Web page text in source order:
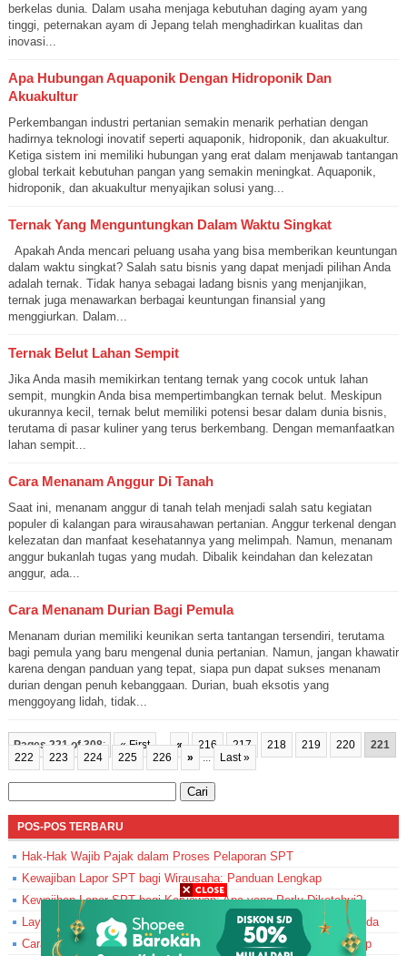
berkelas dunia. Dalam usaha menjaga kebutuhan daging ayam yang
tinggi, peternakan ayam di Jepang telah menghadirkan kualitas dan
inovasi...
Apa Hubungan Aquaponik Dengan Hidroponik Dan
Akuakultur
Perkembangan industri pertanian semakin menarik perhatian dengan
hadirnya teknologi inovatif seperti aquaponik, hidroponik, dan akuakultur.
Ketiga sistem ini memiliki hubungan yang erat dalam menjawab tantangan
global terkait kebutuhan pangan yang semakin meningkat. Aquaponik,
hidroponik, dan akuakultur menyajikan solusi yang...
Ternak Yang Menguntungkan Dalam Waktu Singkat
Apakah Anda mencari peluang usaha yang bisa memberikan keuntungan
dalam waktu singkat? Salah satu bisnis yang dapat menjadi pilihan Anda
adalah ternak. Tidak hanya sebagai ladang bisnis yang menjanjikan,
ternak juga menawarkan berbagai keuntungan finansial yang
menggiurkan. Dalam...
Ternak Belut Lahan Sempit
Jika Anda masih memikirkan tentang ternak yang cocok untuk lahan
sempit, mungkin Anda bisa mempertimbangkan ternak belut. Meskipun
ukurannya kecil, ternak belut memiliki potensi besar dalam dunia bisnis,
terutama di pasar kuliner yang terus berkembang. Dengan memanfaatkan
lahan sempit...
Cara Menanam Anggur Di Tanah
Saat ini, menanam anggur di tanah telah menjadi salah satu kegiatan
populer di kalangan para wirausahawan pertanian. Anggur terkenal dengan
kelezatan dan manfaat kesehatannya yang melimpah. Namun, menanam
anggur bukanlah tugas yang mudah. Dibalik keindahan dan kelezatan
anggur, ada...
Cara Menanam Durian Bagi Pemula
Menanam durian memiliki keunikan serta tantangan tersendiri, terutama
bagi pemula yang baru mengenal dunia pertanian. Namun, jangan khawatir
karena dengan panduan yang tepat, siapa pun dapat sukses menanam
durian dengan penuh kebanggaan. Durian, buah eksotis yang
menggoyang lidah, tidak...
Pages 221 of 308: « First ... « 216 217 218 219 220
221
222
223 224 225 226 » ... Last »
untuk:
POS-POS TERBARU
Hak-Hak Wajib Pajak dalam Proses Pelaporan SPT
Kewajiban Lapor SPT bagi Wirausaha: Panduan Lengkap
Kewajiban Lapor SPT bagi Karyawan: Apa yang Perlu Diketahui?
Layanan Bantuan DJP Online: Solusi Masalah Pelaporan SPT Anda
Cara Memperbaiki SPT yang Sudah Dilaporkan: Panduan Lengkap